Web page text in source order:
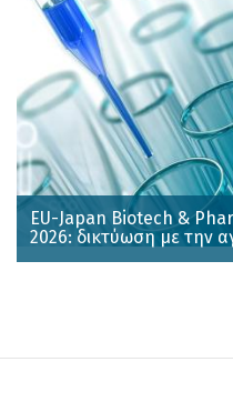
EU-Japan Biotech &
2026: δικτύωση με την